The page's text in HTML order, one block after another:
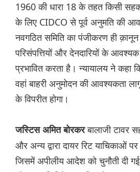
1960 की धारा 18 के तहत किसी
के लिए CIDCO से पूर्व अनुमति की
नवगठित समिति का पंजीकरण ही क़ानून
परिसंपत्तियों और देनदारियों के
प्रभावित करता है। न्यायालय ने कहा
वहां बाहरी अनुमोदन की आवश्यकता
के विपरीत होगा।
जस्टिस अमित बोरकरबालाजी टावर
और अन्य द्वारा दायर रिट याचिकाओं
जिसमें अपीलीय आदेश को चुनौती दी